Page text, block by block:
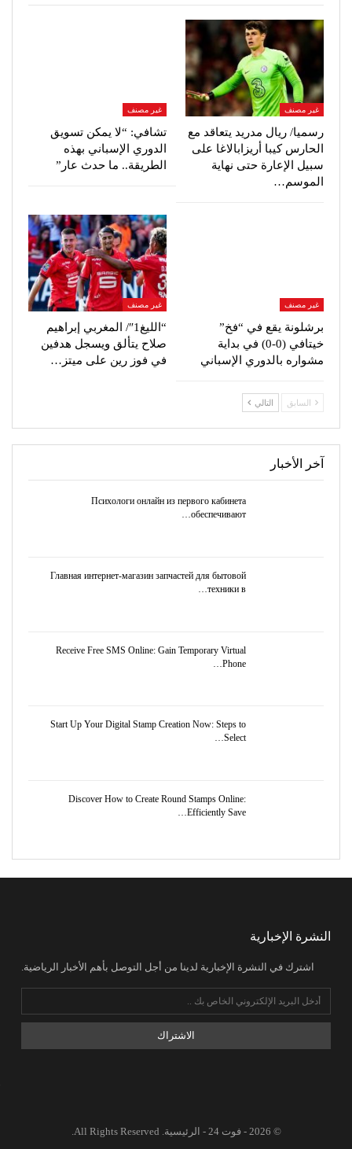
غير مصنف
رسميا/ ريال مدريد يتعاقد مع
الحارس كيبا أريزابالاغا على
سبيل الإعارة حتى نهاية
الموسم…
غير مصنف
تشافي: “لا يمكن تسويق
الدوري الإسباني بهذه
الطريقة.. ما حدث عار”
غير مصنف
برشلونة يقع في “فخ”
خيتافي (0-0) في بداية
مشواره بالدوري الإسباني
غير مصنف
“الليغ1″/ المغربي إبراهيم
صلاح يتألق ويسجل هدفين
في فوز رين على ميتز…
السابق التالي
آخر الأخبار
Психологи онлайн из первого кабинета
обеспечивают…
Главная интернет-магазин запчастей для бытовой
техники в…
Receive Free SMS Online: Gain Temporary Virtual
Phone…
Start Up Your Digital Stamp Creation Now: Steps to
Select…
Discover How to Create Round Stamps Online:
Efficiently Save…
النشرة الإخبارية
اشترك في النشرة الإخبارية لدينا من أجل التوصل بأهم الأخبار الرياضية.
الاشتراك
© 2026 - فوت 24 - الرئيسية. All Rights Reserved.